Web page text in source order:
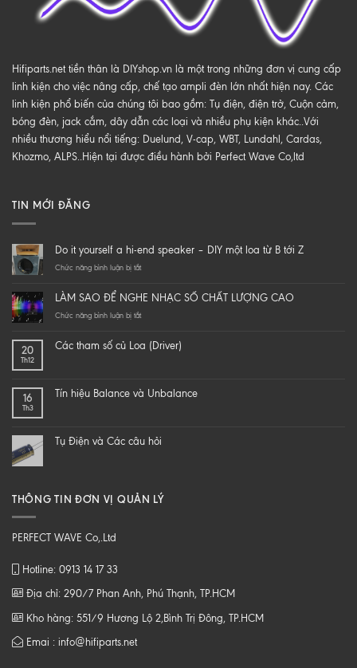
Hifiparts.net tiền thân là DIYshop.vn là một trong những đơn vị cung cấp
linh kiện cho việc nâng cấp, chế tạo ampli đèn lớn nhất hiện nay. Các
linh kiện phổ biến của chúng tôi bao gồm: Tụ điện, điện trở, Cuộn cảm,
bóng đèn, jack cắm, dây dẫn các loại và nhiều phụ kiện khác..Với
nhiều thương hiểu nổi tiếng: Duelund, V-cap, WBT, Lundahl, Cardas,
Khozmo, ALPS..Hiện tại được điều hành bởi Perfect Wave Co,ltd
TIN MỚI ĐĂNG
Do it yourself a hi-end speaker – DIY một loa từ B tới Z
Chức năng bình luận bị tắtở
yourself
a
speaker
loa
Z
LÀM SAO ĐỂ NGHE NHẠC SỐ CHẤT LƯỢNG CAO
Chức năng bình luận bị tắtở
ĐỂ
CHẤT
20
Th12
Các tham số củ Loa (Driver)
16
Th3
Tín hiệu Balance và Unbalance
Tụ Điện và Các câu hỏi
THÔNG TIN ĐƠN VỊ QUẢN LÝ
PERFECT WAVE Co,.Ltd
Hotline: 0913 14 17 33
Địa chỉ: 290/7 Phan Anh, Phú Thạnh, TP.HCM
Kho hàng: 551/9 Hương Lộ 2,Bình Trị Đông, TP.HCM
Emai : info@hifiparts.net